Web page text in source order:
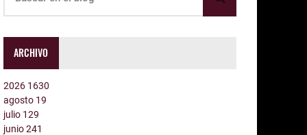
ARCHIVO
2026 1630
agosto 19
julio 129
junio241